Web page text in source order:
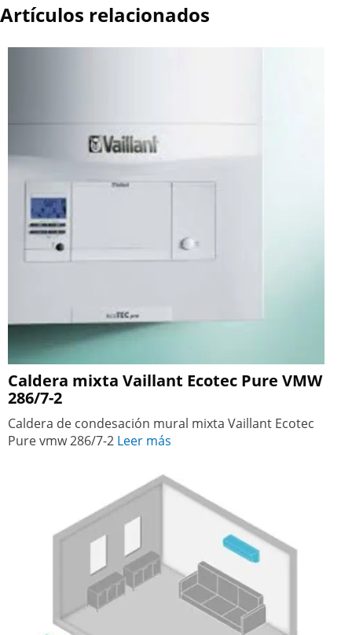
Artículos relacionados
Caldera mixta Vaillant Ecotec Pure VMW
286/7-2
Caldera de condesación mural mixta Vaillant Ecotec
Pure vmw 286/7-2 Leer más